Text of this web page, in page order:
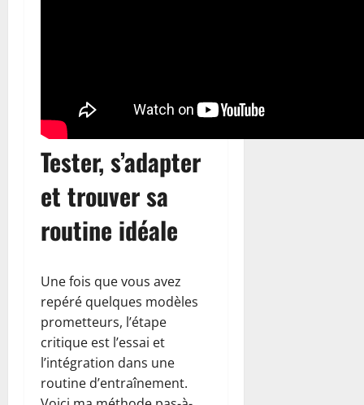
Tester, s’adapter
et trouver sa
routine idéale
Une fois que vous avez
repéré quelques modèles
prometteurs, l’étape
critique est l’essai et
l’intégration dans une
routine d’entraînement.